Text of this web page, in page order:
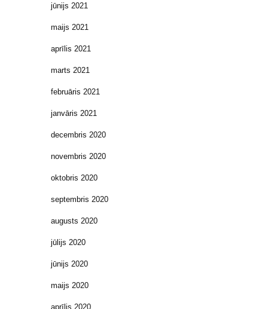
jūnijs 2021
maijs 2021
aprīlis 2021
marts 2021
februāris 2021
janvāris 2021
decembris 2020
novembris 2020
oktobris 2020
septembris 2020
augusts 2020
jūlijs 2020
jūnijs 2020
maijs 2020
aprīlis 2020